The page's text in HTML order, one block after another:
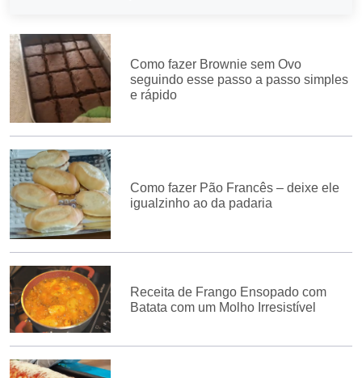
Como fazer Brownie sem Ovo
seguindo esse passo a passo simples
e rápido
Como fazer Pão Francês – deixe ele
igualzinho ao da padaria
Receita de Frango Ensopado com
Batata com um Molho Irresistível